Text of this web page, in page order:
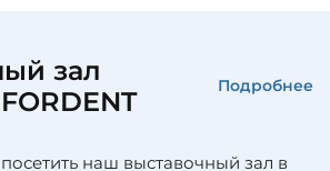
зал
Подробнее
наш выставочный зал в